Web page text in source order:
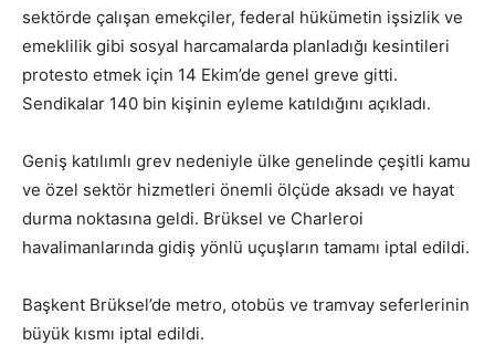
sektörde çalışan emekçiler, federal hükümetin işsizlik ve
emeklilik gibi sosyal harcamalarda planladığı kesintileri
protesto etmek için 14 Ekim’de genel greve gitti.
Sendikalar 140 bin kişinin eyleme katıldığını açıkladı.
Geniş katılımlı grev nedeniyle ülke genelinde çeşitli kamu
ve özel sektör hizmetleri önemli ölçüde aksadı ve hayat
durma noktasına geldi. Brüksel ve Charleroi
havalimanlarında gidiş yönlü uçuşların tamamı iptal edildi.
Başkent Brüksel’de metro, otobüs ve tramvay seferlerinin
büyük kısmı iptal edildi.